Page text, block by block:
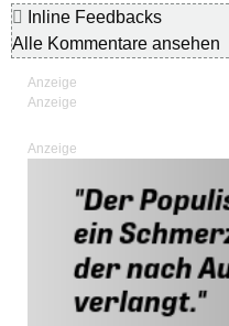
Inline Feedbacks
Alle Kommentare ansehen
Anzeige